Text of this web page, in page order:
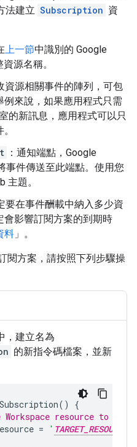
法建立 Subscription 資
上一節中識別的 Google
源名稱。
資源相關事件的陣列，可包
來說，如果應用程式只需
的新訊息，應用程式可以只
：通知端點，Google
事件傳送至此端點。使用您
主題。
要在事件酬載中納入多少資
影響訂閱方案的到期時
料 」。
閱方案，請按照下列步驟操
，建立名為
的新指令碼檔案，並新
()
{
Workspace resource to
= ' TARGET_RESOURCE